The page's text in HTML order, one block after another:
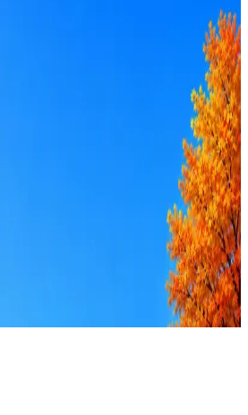
с AI: рынки, позиции, вилка, каналы
подбор из 600+ источников
сопроводительных писем